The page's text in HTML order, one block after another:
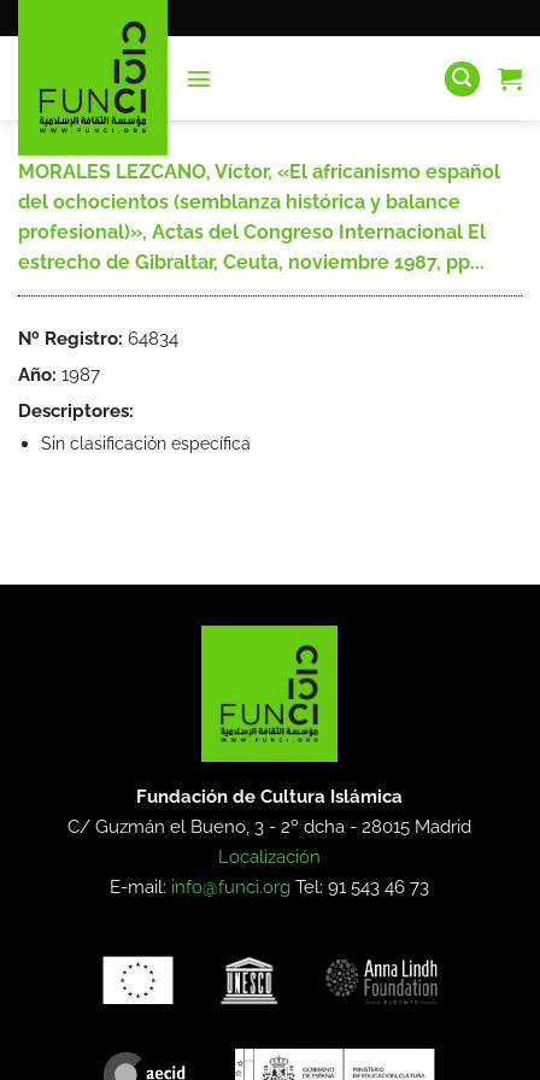
al
MORALES LEZCANO, Víctor, «El africanismo español
del ochocientos (semblanza histórica y balance
profesional)», Actas del Congreso Internacional El
estrecho de Gibraltar, Ceuta, noviembre 1987, pp...
Nº Registro: 64834
Año: 1987
Descriptores:
Sin clasificación específica
Fundación de Cultura Islámica
C/ Guzmán el Bueno, 3 - 2º dcha -28015 Madrid
Localización
E-mail: info@funci.org Tel: 91 543 46 73